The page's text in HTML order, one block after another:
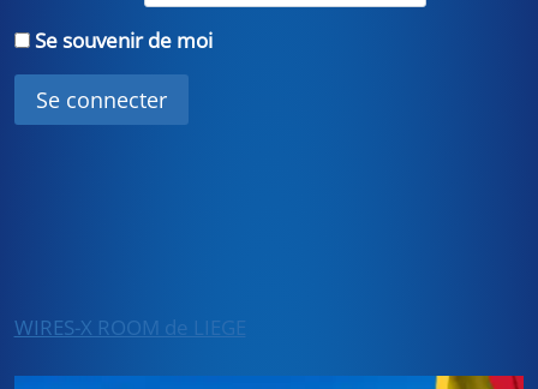
Se souvenir de moi
WIRES-X ROOM de LIEGE